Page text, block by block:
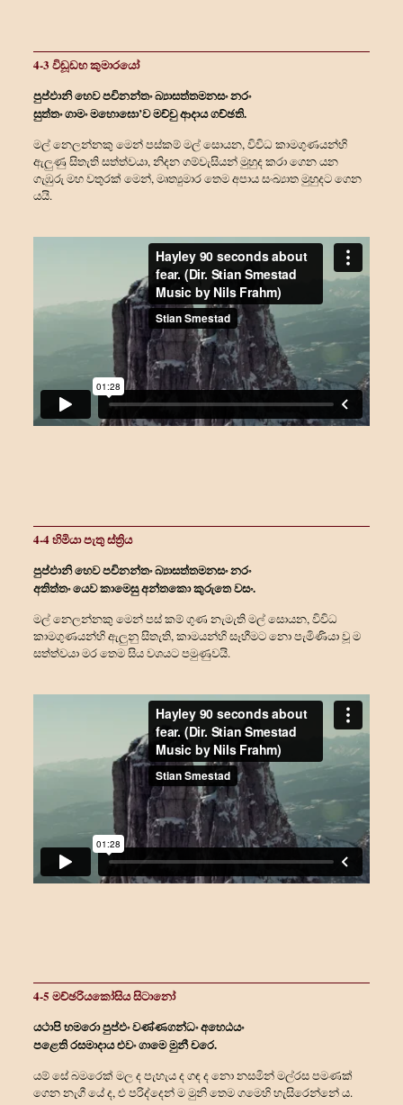
4-3 විඩූඩභ කුමාරයෝ
පුප්ඵානි හෙව පචිනන්තං බ්‍යාසත්තමනසං නරං
සුත්තං ගාමං මහොඝො’ව මච්චු ආදාය ගච්ඡති.
මල් නෙලන්නකු මෙන් පස්කම් මල් සොයන, විවිධ කාමගුණයන්හි
ඇලුණු සිතැති සත්ත්‍වයා, නිදන ගම්වැසියන් මුහුද කරා ගෙන යන
ගැඹුරු මහ වතුරක් මෙන්, මෘත්‍යුමාර තෙම අපාය සංඛ්‍යාත මුහුදට ගෙන
යයි.
4-4 හිමියා පැතු ස්ත්‍රිය
පුප්ඵානි හෙව පචිනන්තං බ්‍යාසත්තමනසං නරං
අතිත්තං යෙව කාමෙසු අන්තකො කුරුතෙ වසං.
මල් නෙලන්නකු මෙන් පස් කම් ගුණ නැමැති මල් සොයන, විවිධ
කාමගුණයන්හි ඇලුනු සිතැති, කාමයන්හි සෑහීමට නො පැමිණියා වූ ම
සත්ත්‍වයා මර තෙම සිය වශයට පමුණුවයි.
4-5 මච්ඡරියකෝසිය සිටානෝ
යථාපි භමරො පුප්ඵං වණ්ණගන්‍ධං අහෙඨයං
පළෙති රසමාදාය එවං ගාමෙ මුනී චරෙ.
යම් සේ බමරෙක් මල ද පැහැය ද ගඳ ද නො නසමින් මල්රස පමණක්
ගෙන නැගී යේ ද, එ පරිද්දෙන් ම මුනි තෙම ගමෙහි හැසිරෙන්නේ ය.